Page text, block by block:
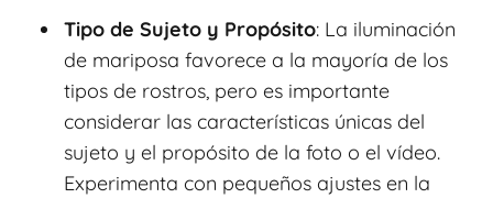
Tipo de Sujeto y Propósito: La iluminación
de mariposa favorece a la mayoría de los
tipos de rostros, pero es importante
considerar las características únicas del
sujeto y el propósito de la foto o el vídeo.
Experimenta con pequeños ajustes en la